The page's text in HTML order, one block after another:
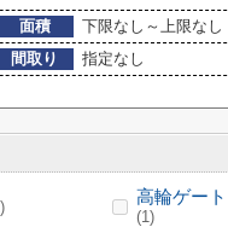
面積
下限なし～上限なし
間取り
指定なし
高輪ゲー
(1)